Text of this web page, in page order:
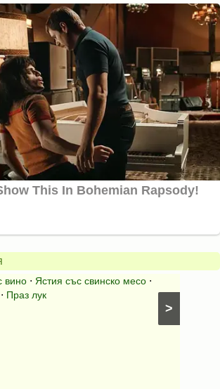
>
вино ⋅ Ястия със свинско месо ⋅
⋅ Праз лук
с
яйца